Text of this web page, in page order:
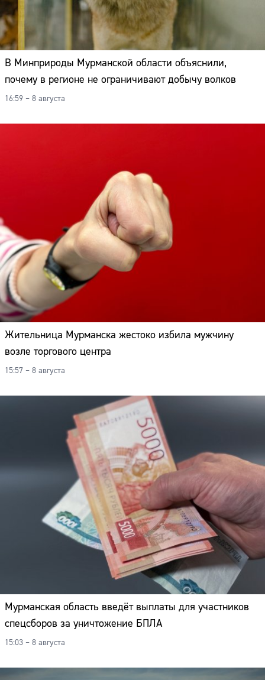
В Минприроды Мурманской области объяснили,
почему в регионе не ограничивают добычу волков
16:59 – 8 августа
Жительница Мурманска жестоко избила мужчину
возле торгового центра
15:57 – 8 августа
Мурманская область введёт выплаты для участников
спецсборов за уничтожение БПЛА
15:03 – 8 августа